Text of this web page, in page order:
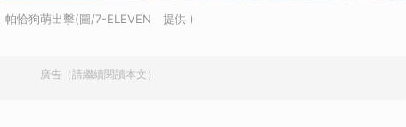
帕恰狗萌出擊(圖/7-ELEVEN 提供 )
廣告（請繼續閱讀本文）